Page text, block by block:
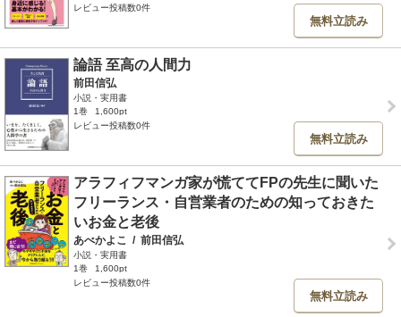
レビュー投稿数0件
無料立読み
論語 至高の人間力
前田信弘
小説・実用書
1巻
1,600pt
レビュー投稿数0件
無料立読み
アラフィフマンガ家が慌ててFPの先生に聞いた
フリーランス・自営業者のための知っておきた
いお金と老後
あべかよこ / 前田信弘
小説・実用書
1巻
1,600pt
レビュー投稿数0件
無料立読み